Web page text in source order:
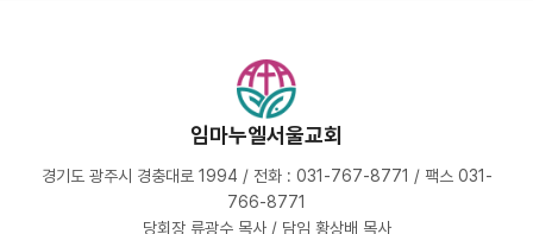
임마누엘서울교회
경기도 광주시 경충대로 1994 / 전화 : 031-767-8771 / 팩스 031-
766-8771
당회장 류광수 목사 / 담임 황상배 목사